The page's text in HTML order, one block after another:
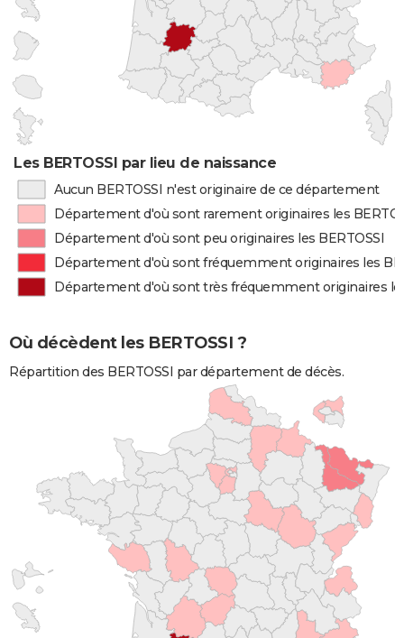
Les BERTOSSI par lieu de naissance
Aucun BERTOSSI n'est originaire de ce département
Département d'où sont rarement originaires les
Département d'où sont peu originaires les BERTOSSI
Département d'où sont fréquemment originaires les
Département d'où sont très fréquemment originaires
Où décèdent les BERTOSSI ?
Répartition des BERTOSSI par département de décès.